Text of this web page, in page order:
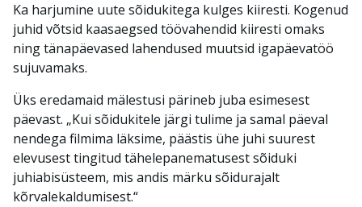
Ka harjumine uute sõidukitega kulges kiiresti. Kogenud
juhid võtsid kaasaegsed töövahendid kiiresti omaks
ning tänapäevased lahendused muutsid igapäevatöö
sujuvamaks.
Üks eredamaid mälestusi pärineb juba esimesest
päevast. „Kui sõidukitele järgi tulime ja samal päeval
nendega filmima läksime, päästis ühe juhi suurest
elevusest tingitud tähelepanematusest sõiduki
juhiabisüsteem, mis andis märku sõidurajalt
kõrvalekaldumisest.“